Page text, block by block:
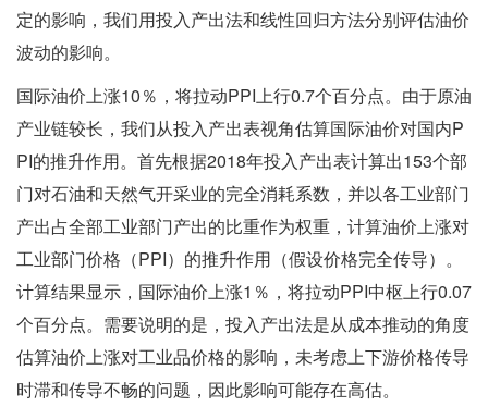
定的影响，我们用投入产出法和线性回归方法分别评估油价
波动的影响。
国际油价上涨10％，将拉动PPI上行0.7个百分点。由于原油
产业链较长，我们从投入产出表视角估算国际油价对国内P
PI的推升作用。首先根据2018年投入产出表计算出153个部
门对石油和天然气开采业的完全消耗系数，并以各工业部门
产出占全部工业部门产出的比重作为权重，计算油价上涨对
工业部门价格（PPI）的推升作用（假设价格完全传导）。
计算结果显示，国际油价上涨1％，将拉动PPI中枢上行0.07
个百分点。需要说明的是，投入产出法是从成本推动的角度
估算油价上涨对工业品价格的影响，未考虑上下游价格传导
时滞和传导不畅的问题，因此影响可能存在高估。